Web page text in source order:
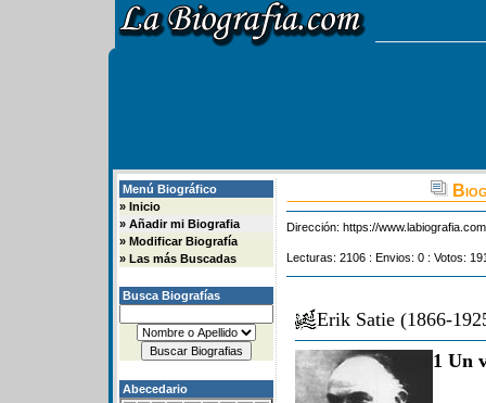
Menú Biográfico
» Inicio
» Añadir mi Biografia
» Modificar Biografía
» Las más Buscadas
Busca Biografías
Abecedario
Dirección: https://
Lecturas: 2106 : Envios: 0 : Votos:
Erik Satie (1866-
1 Un